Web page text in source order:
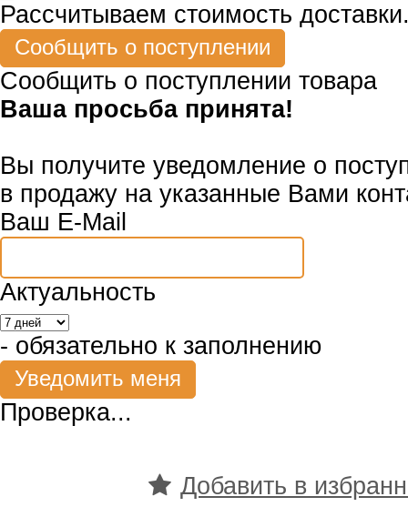
Рассчитываем стоимость
Сообщить о поступлении товара
Ваша просьба принята!
Вы получите уведомление о
в продажу на указанные Вами
Ваш E-Mail
Актуальность
- обязательно к заполнению
Проверка...
Добавить в